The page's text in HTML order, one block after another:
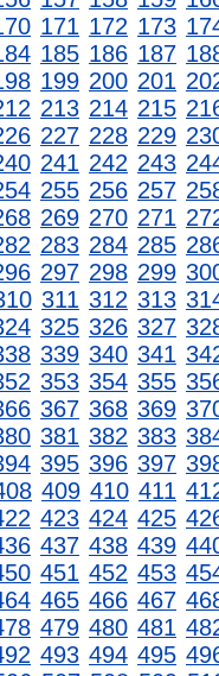
171 172 173
185 186 187
199 200 201
213 214 215
227 228 229
241 242 243
255 256 257
269 270 271
283 284 285
297 298 299
311 312 313
325 326 327
339 340 341
353 354 355
367 368 369
381 382 383
395 396 397
409 410 411
423 424 425
437 438 439
451 452 453
465 466 467
479 480 481
493 494 495